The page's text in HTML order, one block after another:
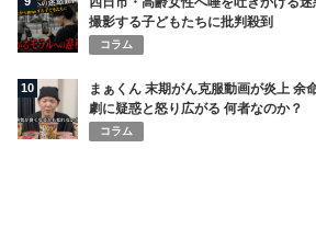
撮影する子どもたちに批判殺到
コラム
10
まぁくん 末期がん克服動画が炎上 余
劇に疑惑と怒り広がる 何者なのか？
コラム